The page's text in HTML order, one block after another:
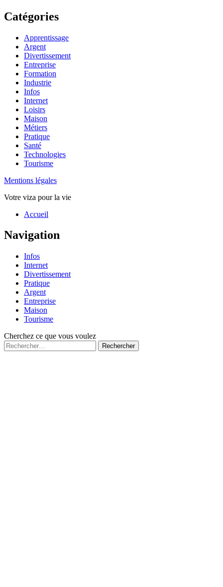
Catégories
Apprentissage
Argent
Divertissement
Entreprise
Formation
Industrie
Infos
Internet
Loisirs
Maison
Métiers
Pratique
Santé
Technologies
Tourisme
Mentions légales
Votre viza pour la vie
Haut
page
Accueil
Navigation
Infos
Internet
Divertissement
Pratique
Argent
Entreprise
Maison
Tourisme
Cherchez ce que vous voulez
Rechercher :